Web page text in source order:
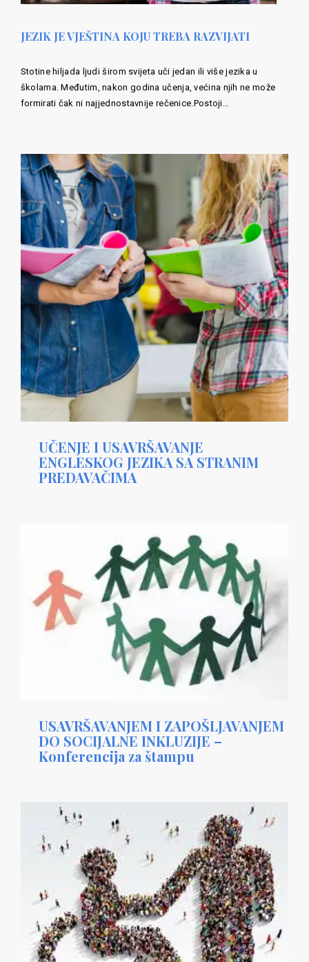
JEZIK JE VJEŠTINA KOJU TREBA RAZVIJATI
Stotine hiljada ljudi širom svijeta uči jedan ili više jezika u
školama. Međutim, nakon godina učenja, većina njih ne može
formirati čak ni najjednostavnije rečenice.Postoji…
UČENJE I USAVRŠAVANJE
ENGLESKOG JEZIKA SA STRANIM
PREDAVAČIMA
USAVRŠAVANJEM I ZAPOŠLJAVANJEM
DO SOCIJALNE INKLUZIJE –
Konferencija za štampu